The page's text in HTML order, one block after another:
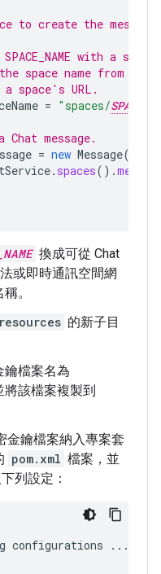
to create the
with a space
space name from the
space's URL.
= "spaces/
message.
= new Message().
. spaces().
換成可從 Chat
或即時通訊空間網
。
resources 的新子目
鑰檔案名為
將該檔案複製到
金鑰檔案納入專案套
pom.xml 檔案，並
列設定：
configurations ...